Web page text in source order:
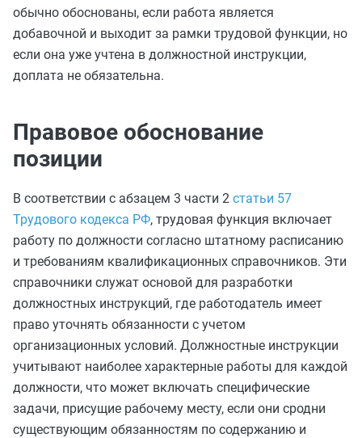
обычно обоснованы, если работа является
добавочной и выходит за рамки трудовой функции, но
если она уже учтена в должностной инструкции,
доплата не обязательна.
Правовое обоснование
позиции
В соответствии с абзацем 3 части 2 статьи 57
Трудового кодекса РФ, трудовая функция включает
работу по должности согласно штатному расписанию
и требованиям квалификационных справочников. Эти
справочники служат основой для разработки
должностных инструкций, где работодатель имеет
право уточнять обязанности с учетом
организационных условий. Должностные инструкции
учитывают наиболее характерные работы для каждой
должности, что может включать специфические
задачи, присущие рабочему месту, если они сродни
существующим обязанностям по содержанию и